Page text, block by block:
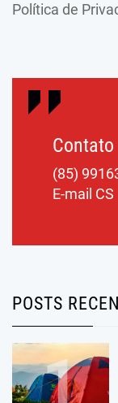
Política de
Contato
(85)
E-mail CS
POSTS
1